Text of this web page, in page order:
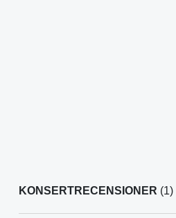
KONSERTRECENSIONER (1)